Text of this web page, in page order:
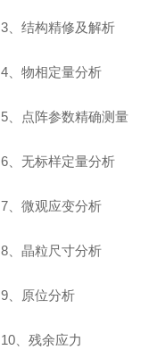
3、结构精修及解析
4、物相定量分析
5、点阵参数精确测量
6、无标样定量分析
7、微观应变分析
8、晶粒尺寸分析
9、原位分析
10、残余应力